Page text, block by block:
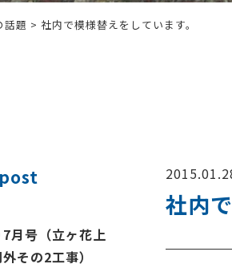
話題 > 社内で模様替えをしています。
社内
月号（立ヶ花上
その2工事）